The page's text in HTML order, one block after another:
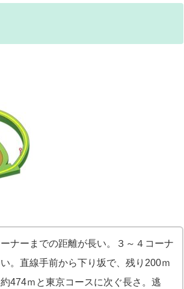
ナーまでの距離が長い。３～４コーナ
。直線手前から下り坂で、残り200ｍ
474ｍと東京コースに次ぐ長さ。逃